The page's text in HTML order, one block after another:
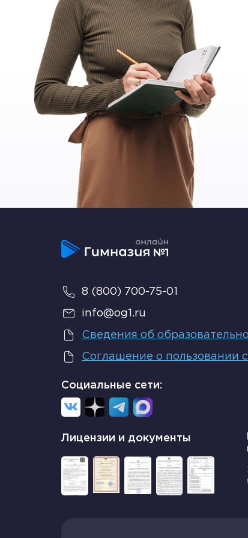
Использование горно-химического
химической промышленности и
цветные металлы, стекло,
В пятерку крупнейших стран-
Особенности
Географические особенности
полезных ископаемых,
В России и Канаде ряд
климатических условий. Одной из
Поделиться статьей в соцсетях
8 (800) 700-75-01
info@og1.ru
Сведения об
Соглашение о пользовании
Социальные сети:
Лицензии и документы